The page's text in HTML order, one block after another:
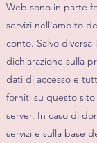
Web sono in parte
servizi nell'ambito
conto. Salvo
dichiarazione sulla
dati di accesso e
forniti su questo
server. In caso di
servizi e sulla base